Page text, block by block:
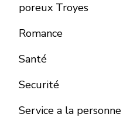
poreux Troyes
Romance
Santé
Securité
Service a la personne